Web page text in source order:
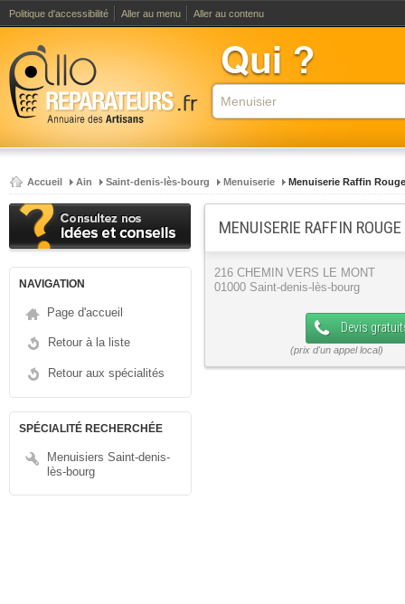
Politique d'accessibilité Aller au menu Aller au contenu
Accueil Ain Saint-denis-lès-bourg Menuiserie Menuiserie Raffin Rouge
NAVIGATION
Page d'accueil
Retour à la liste
Retour aux spécialités
SPÉCIALITÉ RECHERCHÉE
Menuisiers Saint-denis-
lès-bourg
MENUISERIE RAFFIN
216 CHEMIN VERS LE MONT
01000 Saint-denis-lès-bourg
Devis